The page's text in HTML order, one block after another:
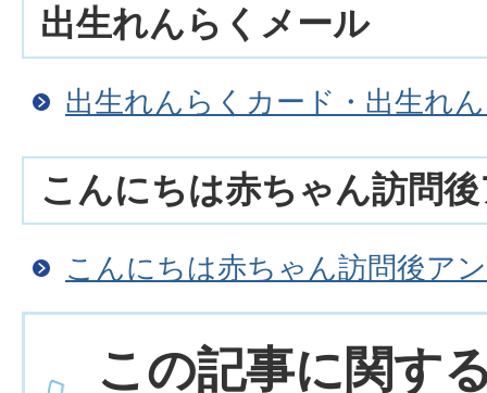
出生れんらくメール
出生れんらくカード・出生れ
こんにちは赤ちゃん訪問
こんにちは赤ちゃん訪問後ア
この記事に関す